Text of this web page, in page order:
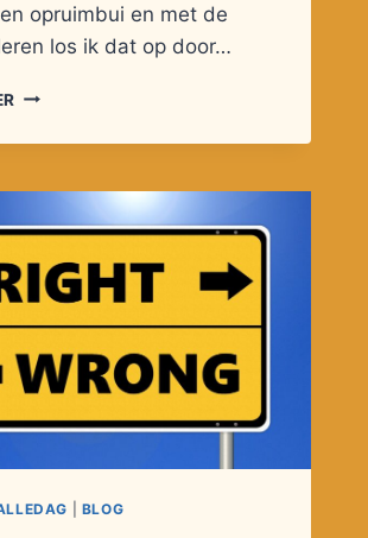
opruimbui en met de
los ik dat op door…
CHAOS
BLOG